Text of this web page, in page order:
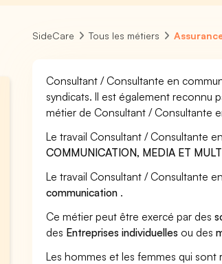
SideCare Tous les métiers
Consultant / Consultante en
syndicats. Il est également reconnu
métier de Consultant / Consultante
Le travail Consultant / Consultante
COMMUNICATION, MEDIA ET
Le travail Consultant / Consultante
communication .
Ce métier peut être exercé par des
des Entreprises individuelles ou des
Les hommes et les femmes qui